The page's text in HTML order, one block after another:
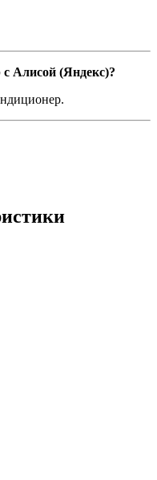
Алисой (Яндекс)?